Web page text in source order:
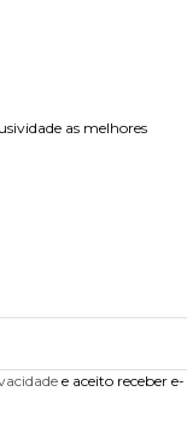
as melhores
e aceito receber e-